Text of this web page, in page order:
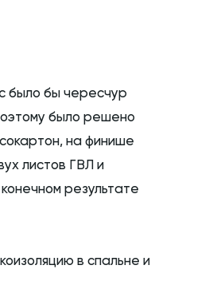
было бы чересчур
было решено
на финише
листов ГВЛ и
результате
в спальне и